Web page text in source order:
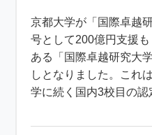
京都大学が「国際卓越
号として200億円支援
ある「国際卓越研究大
しとなりました。これ
学に続く国内3校目の